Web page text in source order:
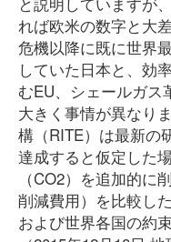
れば欧米の数字と大
危機以降に既に世界
していた日本と、効
むEU、シェールガス
大きく事情が異なり
構（RITE）は最新の
達成すると仮定した
（CO2）を追加的に
削減費用）を比較し
および世界各国の約